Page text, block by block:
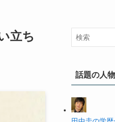
立ち
話題の人物